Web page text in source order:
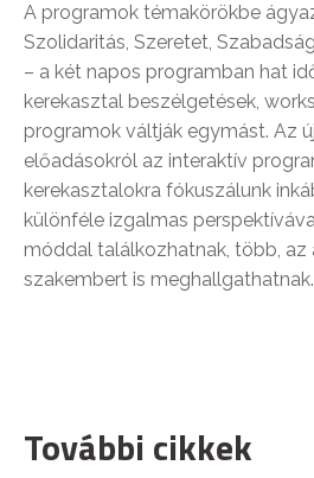
A programok témakörökbe
Szolidaritás, Szeretet,
– a két napos programban hat
kerekasztal beszélgetések,
programok váltják egymást. Az
előadásokról az interaktív
kerekasztalokra fókuszálunk
különféle izgalmas
móddal találkozhatnak, több,
szakembert is meghallgathatnak.
További cikkek